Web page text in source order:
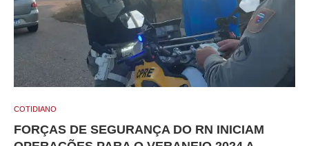
COTIDIANO
FORÇAS DE SEGURANÇA DO RN INICIAM